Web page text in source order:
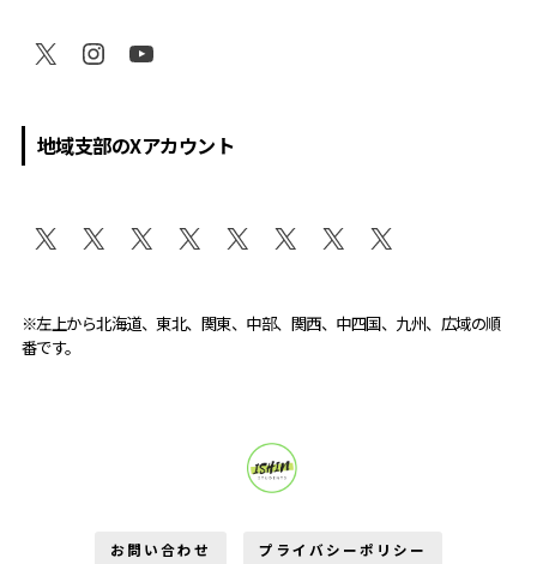
地域支部のXアカウント
※左上から北海道、東北、関東、中部、関西、中四国、九州、広域の順
番です。
お問い合わせ プライバシーポリシー